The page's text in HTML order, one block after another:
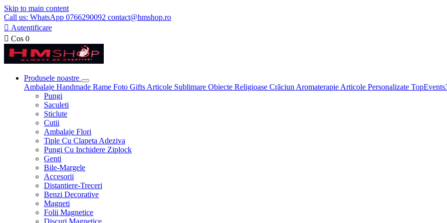
Skip to main content
Call us: WhatsApp 0766290092 contact@hmshop.ro
 Autentificare
 Cos 0
Produsele noastre
Ambalaje Handmade Rame Foto Gifts Articole Sublimare Obiecte Religioase Crăciun Aromaterapie Articole Personalizate
Pungi
Saculeti
Sticlute
Cutii
Ambalaje Flori
Tiple Cu Clapeta Adeziva
Pungi Cu Inchidere Ziplock
Genti
Bile-Margele
Accesorii
Distantiere-Treceri
Benzi Decorative
Magneti
Folii Magnetice
Discuri Magnetice